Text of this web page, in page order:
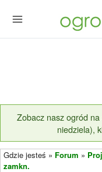
Zobacz nasz ogród
niedziela),
Gdzie jesteś » Forum »
zamkn.